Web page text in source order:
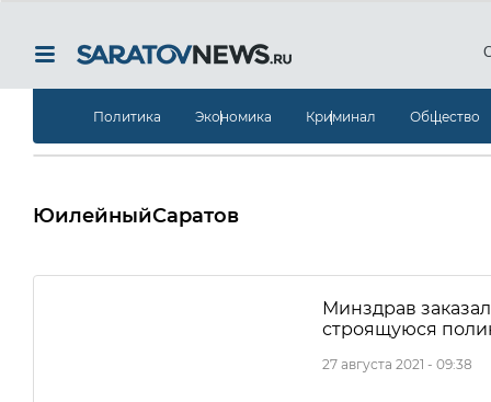
Политика Экономика Криминал Общество
ЮилейныйСаратов
Минздрав
строящуюся
27 августа 2021 - 09:38